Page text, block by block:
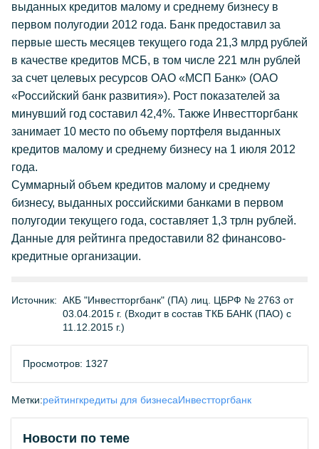
выданных кредитов малому и среднему бизнесу в
первом полугодии 2012 года. Банк предоставил за
первые шесть месяцев текущего года 21,3 млрд рублей
в качестве кредитов МСБ, в том числе 221 млн рублей
за счет целевых ресурсов ОАО «МСП Банк» (ОАО
«Российский банк развития»). Рост показателей за
минувший год составил 42,4%. Также Инвестторгбанк
занимает 10 место по объему портфеля выданных
кредитов малому и среднему бизнесу на 1 июля 2012
года.
Суммарный объем кредитов малому и среднему
бизнесу, выданных российскими банками в первом
полугодии текущего года, составляет 1,3 трлн рублей.
Данные для рейтинга предоставили 82 финансово-
кредитные организации.
Источник: АКБ "Инвестторгбанк" (ПА) лиц. ЦБРФ № 2763 от
03.04.2015 г. (Входит в состав ТКБ БАНК (ПАО) с
11.12.2015 г.)
Просмотров: 1327
Метки:рейтингкредиты для бизнесаИнвестторгбанк
Новости по теме